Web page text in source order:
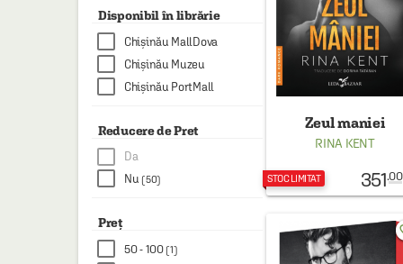
BOARD GAMES
JOCURI SI JUCARII
PLAYGROUND
COSMETICE
DISNEY
CURSURI LIMBI STRAINE
PROMOȚII ȘI SELECȚII
Disponibil în librărie
Chișinău MallDova
Chișinău Muzeu
Chișinău PortMall
Reducere de Pret
Da
Nu (50)
Preț
50 - 100 (1)
Zeul maniei
RINA KENT
STOC LIMITAT 351.00